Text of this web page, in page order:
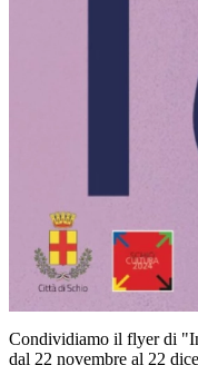
Condividiamo il flyer di
dal 22 novembre al 22